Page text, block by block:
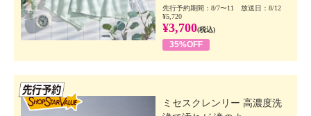
先行予約期間：8/7〜11 放送日：8/12
¥5,720
¥3,700(税込)
35%OFF
ミセスクレンリー 高濃度洗